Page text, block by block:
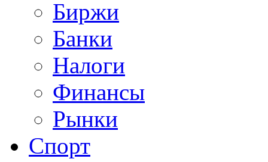
Биржи
Банки
Налоги
Финансы
Рынки
Спорт